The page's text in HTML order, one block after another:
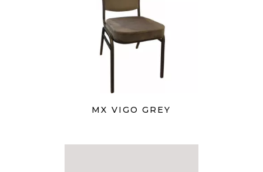
MX VIGO GREY